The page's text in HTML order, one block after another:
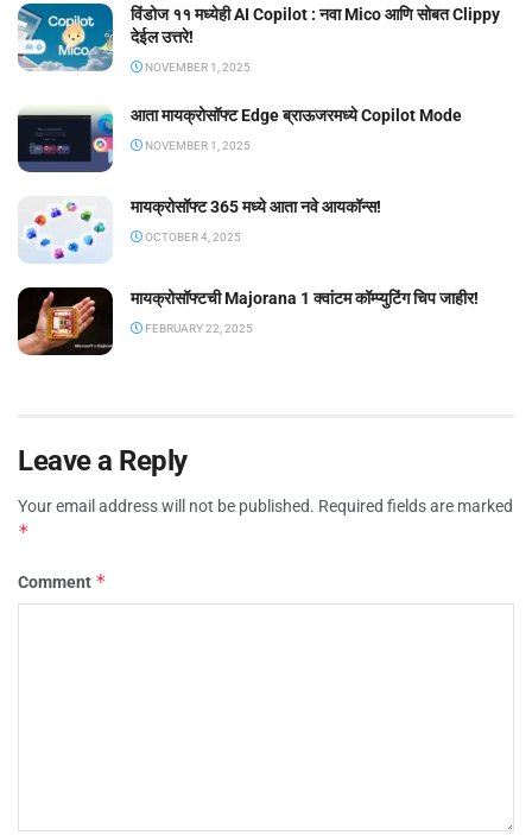
विंडोज ११ मध्येही AI Copilot : नवा Mico आणि सोबत Clippy
देईल उत्तरे!
NOVEMBER 1, 2025
आता मायक्रोसॉफ्ट Edge ब्राऊजरमध्ये Copilot Mode
NOVEMBER 1, 2025
मायक्रोसॉफ्ट 365 मध्ये आता नवे आयकॉन्स!
OCTOBER 4, 2025
मायक्रोसॉफ्टची Majorana 1 क्वांटम कॉम्प्युटिंग चिप जाहीर!
FEBRUARY 22, 2025
Leave a Reply
Your email address will not be published. Required fields are marked
*
Comment *